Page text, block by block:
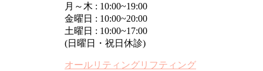
月～木 : 10:00~19:00
金曜日 : 10:00~20:00
土曜日 : 10:00~17:00
(日曜日・祝日休診)
オールリティングリフティング